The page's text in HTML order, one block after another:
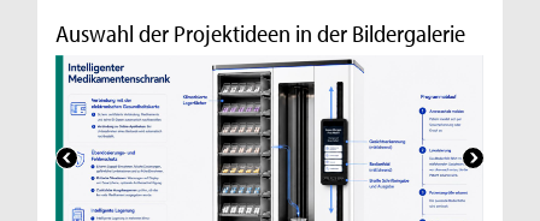
Auswahl der Projektideen in der Bildergalerie